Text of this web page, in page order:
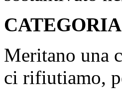
Meritano una
ci rifiutiamo,